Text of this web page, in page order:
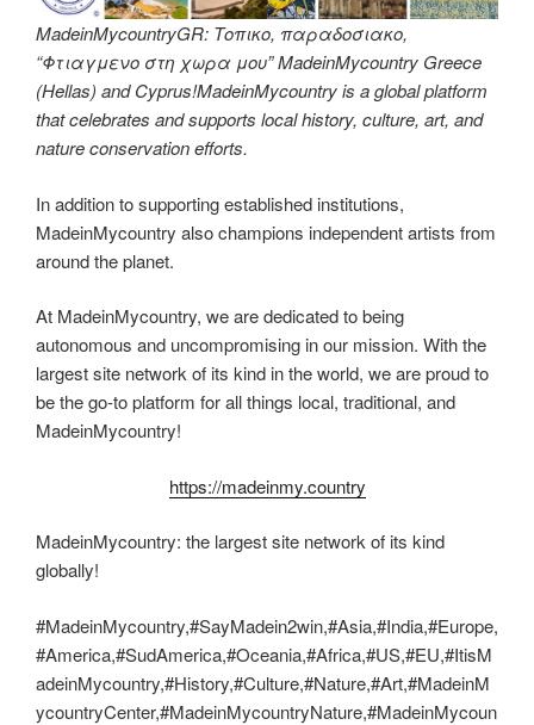
MadeinMycountryGR: Τοπικο, παραδοσιακο,
“Φτιαγμενο στη χωρα μου” MadeinMycountry Greece
(Hellas) and Cyprus!MadeinMycountry is a global platform
that celebrates and supports local history, culture, art, and
nature conservation efforts.
In addition to supporting established institutions,
MadeinMycountry also champions independent artists from
around the planet.
At MadeinMycountry, we are dedicated to being
autonomous and uncompromising in our mission. With the
largest site network of its kind in the world, we are proud to
be the go-to platform for all things local, traditional, and
MadeinMycountry!
https://madeinmy.country
MadeinMycountry: the largest site network of its kind
globally!
#MadeinMycountry,#SayMadein2win,#Asia,#India,#Europe,
#America,#SudAmerica,#Oceania,#Africa,#US,#EU,#ItisM
adeinMycountry,#History,#Culture,#Nature,#Art,#MadeinM
ycountryCenter,#MadeinMycountryNature,#MadeinMycoun